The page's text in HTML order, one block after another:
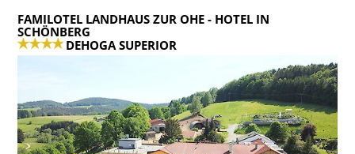
FAMILOTEL LANDHAUS ZUR OHE- HOTEL IN
SCHÖNBERG
DEHOGA SUPERIOR